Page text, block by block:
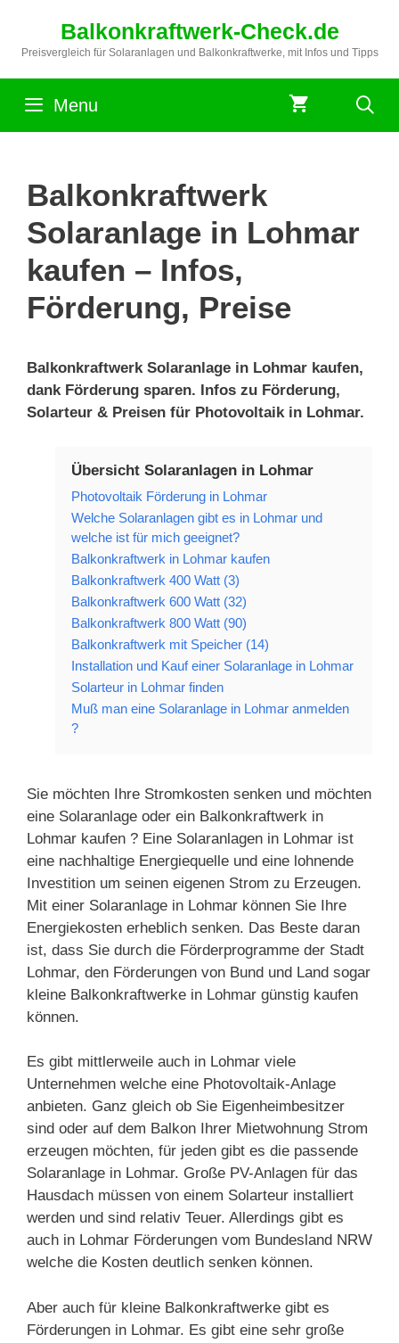
springen
Balkonkraftwerk-Check.de
Preisvergleich für Solaranlagen und Balkonkraftwerke, mit Infos und Tipps
Menu
Balkonkraftwerk
Solaranlage in Lohmar
kaufen – Infos,
Förderung, Preise
Balkonkraftwerk Solaranlage in Lohmar kaufen,
dank Förderung sparen. Infos zu Förderung,
Solarteur & Preisen für Photovoltaik in Lohmar.
Übersicht Solaranlagen in Lohmar
Photovoltaik Förderung in Lohmar
Welche Solaranlagen gibt es in Lohmar und
welche ist für mich geeignet?
Balkonkraftwerk in Lohmar kaufen
Balkonkraftwerk 400 Watt (3)
Balkonkraftwerk 600 Watt (32)
Balkonkraftwerk 800 Watt (90)
Balkonkraftwerk mit Speicher (14)
Installation und Kauf einer Solaranlage in Lohmar
Solarteur in Lohmar finden
Muß man eine Solaranlage in Lohmar anmelden
?
Sie möchten Ihre Stromkosten senken und möchten
eine Solaranlage oder ein Balkonkraftwerk in
Lohmar kaufen ? Eine Solaranlagen in Lohmar ist
eine nachhaltige Energiequelle und eine lohnende
Investition um seinen eigenen Strom zu Erzeugen.
Mit einer Solaranlage in Lohmar können Sie Ihre
Energiekosten erheblich senken. Das Beste daran
ist, dass Sie durch die Förderprogramme der Stadt
Lohmar, den Förderungen von Bund und Land sogar
kleine Balkonkraftwerke in Lohmar günstig kaufen
können.
Es gibt mittlerweile auch in Lohmar viele
Unternehmen welche eine Photovoltaik-Anlage
anbieten. Ganz gleich ob Sie Eigenheimbesitzer
sind oder auf dem Balkon Ihrer Mietwohnung Strom
erzeugen möchten, für jeden gibt es die passende
Solaranlage in Lohmar. Große PV-Anlagen für das
Hausdach müssen von einem Solarteur installiert
werden und sind relativ Teuer. Allerdings gibt es
auch in Lohmar Förderungen vom Bundesland NRW
welche die Kosten deutlich senken können.
Aber auch für kleine Balkonkraftwerke gibt es
Förderungen in Lohmar. Es gibt eine sehr große